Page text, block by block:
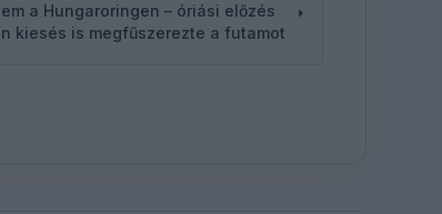
a Hungaroringen – óriási előzés
kiesés is megfűszerezte a futamot